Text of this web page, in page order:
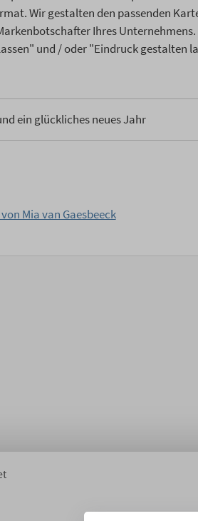
Wir gestalten den passenden
Ihres
und / oder "Eindruck gestalten
ein glückliches neues Jahr
Mia van Gaesbeeck